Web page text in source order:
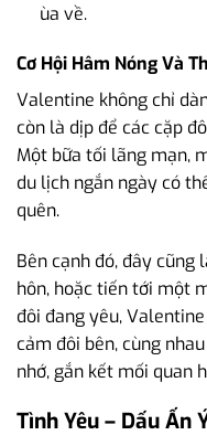
ùa về.
Cơ Hội Hâm Nóng Và
Valentine không chỉ
còn là dịp để các cặp
Một bữa tối lãng mạn,
du lịch ngắn ngày có
quên.
Bên cạnh đó, đây
hôn, hoặc tiến tới một
đôi đang yêu,
cảm đôi bên, cùng
nhớ, gắn kết mối quan
Tình Yêu – Dấu Ấn